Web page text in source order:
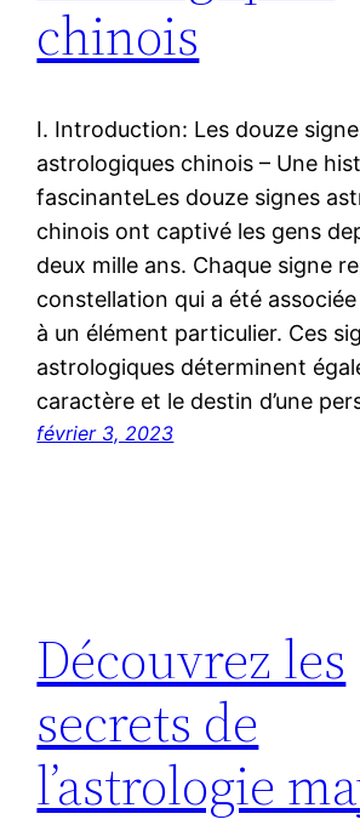
chinois
I. Introduction: Les douze
astrologiques chinois – Une
fascinanteLes douze signes
chinois ont captivé les gens
deux mille ans. Chaque signe
constellation qui a été
à un élément particulier. Ces
astrologiques déterminent
caractère et le destin d’une
février 3, 2023
Découvrez les
secrets de
l’astrologie